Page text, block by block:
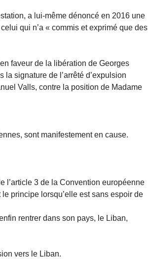
a lui-même dénoncé en 2016 une
qui n’a « commis et exprimé que des
faveur de la libération de Georges
la signature de l’arrêté d’expulsion
Valls, contre la position de Madame
sont manifestement en cause.
l’article 3 de la Convention européenne
principe lorsqu’elle est sans espoir de
rentrer dans son pays, le Liban,
vers le Liban.